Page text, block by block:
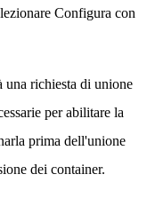
Configura con
una richiesta di unione
per abilitare la
prima dell'unione
dei container.